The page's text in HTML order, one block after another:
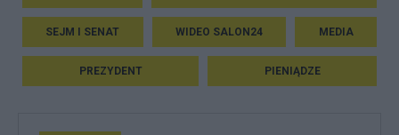
SEJM I SENAT WIDEO SALON24 MEDIA
PREZYDENT PIENIĄDZE